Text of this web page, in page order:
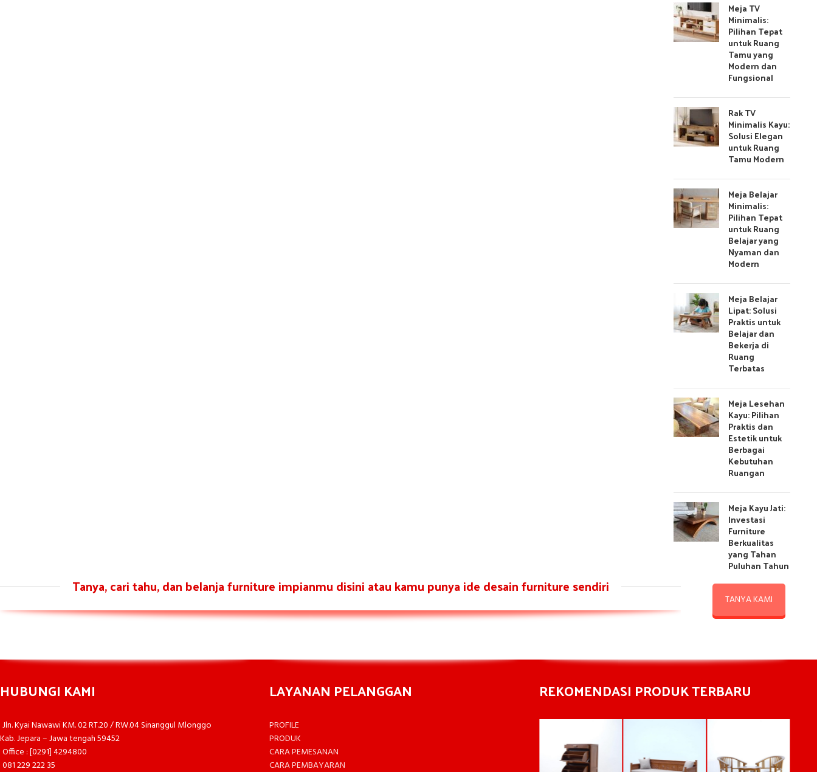
Meja TV
Minimalis:
Pilihan Tepat
untuk Ruang
Tamu yang
Modern dan
Fungsional
Rak TV
Minimalis Kayu:
Solusi Elegan
untuk Ruang
Tamu Modern
Meja Belajar
Minimalis:
Pilihan Tepat
untuk Ruang
Belajar yang
Nyaman dan
Modern
Meja Belajar
Lipat: Solusi
Praktis untuk
Belajar dan
Bekerja di
Ruang
Terbatas
Meja Lesehan
Kayu: Pilihan
Praktis dan
Estetik untuk
Berbagai
Kebutuhan
Ruangan
Meja Kayu Jati:
Investasi
Furniture
Berkualitas
yang Tahan
Puluhan Tahun
Tanya, cari tahu, dan belanja furniture impianmu disini atau kamu punya ide desain furniture sendiri
TANYA KAMI
HUBUNGI KAMI
Jln. Kyai Nawawi KM. 02 RT.20 / RW.04 Sinanggul Mlonggo
Kab. Jepara – Jawa tengah 59452
Office : [0291] 4294800
081 229 222 35
LAYANAN PELANGGAN
PROFILE
PRODUK
CARA PEMESANAN
CARA PEMBAYARAN
REKOMENDASI PRODUK TERBARU